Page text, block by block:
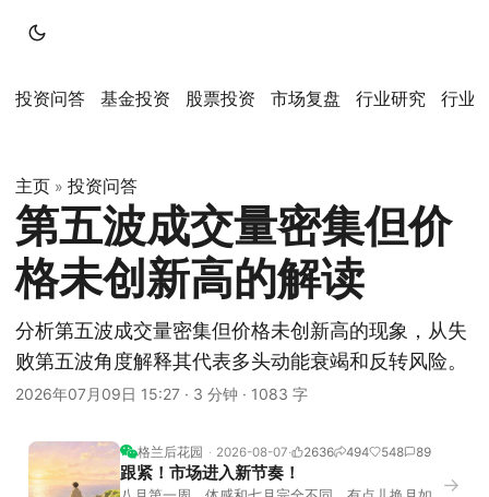
投资问答 基金投资 股票投资 市场复盘 行业研究 行业
主页 » 投资问答
第五波成交量密集但价
格未创新高的解读
分析第五波成交量密集但价格未创新高的现象，从失
败第五波角度解释其代表多头动能衰竭和反转风险。
2026年07月09日 15:27 · 3 分钟 · 1083 字
格兰后花园 2026-08-07 2636 494 548 89
跟紧！市场进入新节奏！ →